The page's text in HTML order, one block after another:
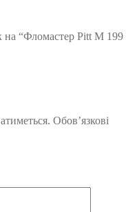
на “Фломастер Pitt M 199
Обов’язкові